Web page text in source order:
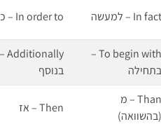
In fact – למעשה In order to – כדי
To begin with –
בתחילה
Additionally –
בנוסף
Than – מ
(בהשוואה)
Then – אז